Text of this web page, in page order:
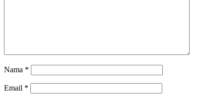
Nama *
Email *